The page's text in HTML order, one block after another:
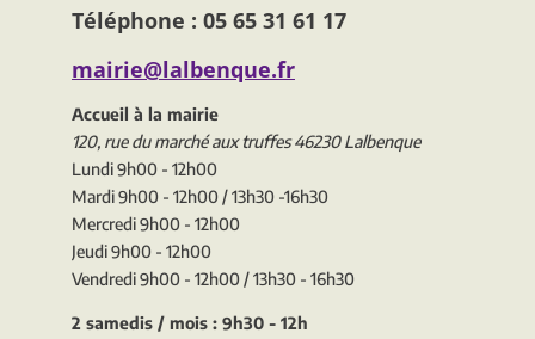
Téléphone : 05 65 31 61 17
mairie@lalbenque.fr
Accueil à la mairie
120, rue du marché aux truffes 46230 Lalbenque
Lundi 9h00 - 12h00
Mardi 9h00 - 12h00 / 13h30 -16h30
Mercredi 9h00 - 12h00
Jeudi 9h00 - 12h00
Vendredi 9h00 - 12h00 / 13h30 - 16h30
2 samedis / mois : 9h30 - 12h